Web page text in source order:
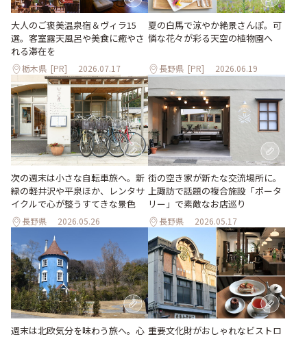
大人のご褒美温泉宿＆ヴィラ15
選。客室露天風呂や美食に癒やさ
れる滞在を
栃木県 [PR] 2026.07.17
夏の白馬で涼やか絶景さんぽ。可
憐な花々が彩る天空の植物園へ
長野県 [PR] 2026.06.19
次の週末は小さな自転車旅へ。新
緑の軽井沢や平泉ほか、レンタサ
イクルで心が整うすてきな景色
長野県 2026.05.26
街の空き家が新たな交流場所に。
上諏訪で話題の複合施設「ポータ
リー」で素敵なお店巡り
長野県 2026.05.17
週末は北欧気分を味わう旅へ。心 重要文化財がおしゃれなビストロ